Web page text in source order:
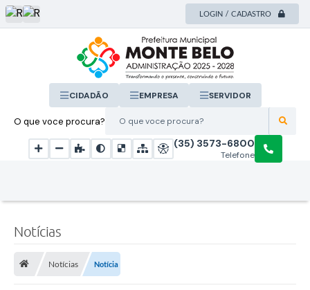
LOGIN / CADASTRO
O que voce procura?
CIDADÃO EMPRESA SERVIDOR
Telefone
(35) 3573-6800
Notícias
Notícias Notícia